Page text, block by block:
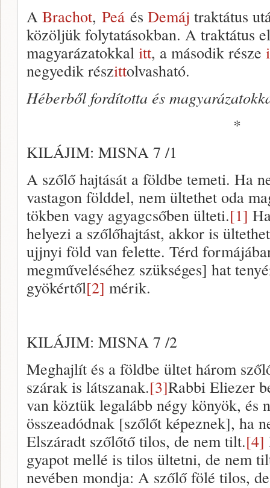
A Brachot, Peá és Demáj traktátus
közöljük folytatásokban. A traktátus
magyarázatokkal itt, a második része
negyedik részittolvasható.
Héberből fordította és
*
KILÁJIM: MISNA 7 /1
A szőlő hajtását a földbe temeti. Ha
vastagon földdel, nem ültethet oda
tökben vagy agyagcsőben ülteti.[1]
helyezi a szőlőhajtást, akkor is
ujjnyi föld van felette. Térd
megműveléséhez szükséges] hat
gyökértől[2] mérik.
KILÁJIM: MISNA 7 /2
Meghajlít és a földbe ültet három
szárak is látszanak.[3]Rabbi Eliezer
van köztük legalább négy könyök, és
összeadódnak [szőlőt képeznek], ha
Elszáradt szőlőtő tilos, de nem tilt.[4]
gyapot mellé is tilos ültetni, de nem
nevében mondja: A szőlő fölé tilos,